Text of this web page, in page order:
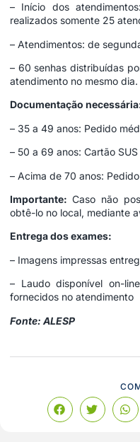
– Início dos
realizados somente 25
– Atendimentos: de
– 60 senhas distribuídas
atendimento no mesmo dia.
Documentação
– 35 a 49 anos: Pedido
– 50 a 69 anos: Cartão SUS
– Acima de 70 anos:
Importante:Caso não
obtê-lo no local, mediante
Entrega dos exames:
– Imagens impressas
– Laudo disponível on-
fornecidos no atendimento
Fonte: ALESP